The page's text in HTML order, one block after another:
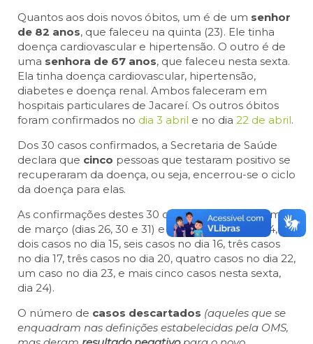
Quantos aos dois novos óbitos, um é de um senhor
de 82 anos, que faleceu na quinta (23). Ele tinha
doença cardiovascular e hipertensão. O outro é de
uma senhora de 67 anos, que faleceu nesta sexta.
Ela tinha doença cardiovascular, hipertensão,
diabetes e doença renal. Ambos faleceram em
hospitais particulares de Jacareí. Os outros óbitos
foram confirmados no dia 3 abril e no dia 22 de abril.
Dos 30 casos confirmados, a Secretaria de Saúde
declara que cinco pessoas que testaram positivo se
recuperaram da doença, ou seja, encerrou-se o ciclo
da doença para elas.
As confirmações destes 30 casos se deram no fim
de março (dias 26, 30 e 31) e em abril (dias 3, 8, 14,
dois casos no dia 15, seis casos no dia 16, três casos
no dia 17, três casos no dia 20, quatro casos no dia 22,
um caso no dia 23, e mais cinco casos nesta sexta,
dia 24).
O número de casos descartados (aqueles que se
enquadram nas definições estabelecidas pela OMS,